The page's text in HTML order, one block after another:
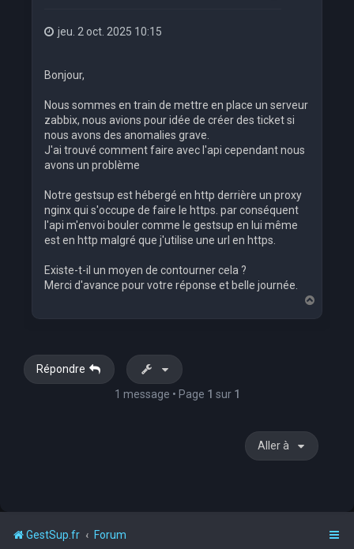
jeu. 2 oct. 2025 10:15
Bonjour,
Nous sommes en train de mettre en place un serveur
zabbix, nous avions pour idée de créer des ticket si
nous avons des anomalies grave.
J'ai trouvé comment faire avec l'api cependant nous
avons un problème
Notre gestsup est hébergé en http derrière un proxy
nginx qui s'occupe de faire le https. par conséquent
l'api m'envoi bouler comme le gestsup en lui même
est en http malgré que j'utilise une url en https.
Existe-t-il un moyen de contourner cela ?
Merci d'avance pour votre réponse et belle journée.
a
Répondre
1 message • Page 1 sur 1
Aller à
GestSup.fr Forum